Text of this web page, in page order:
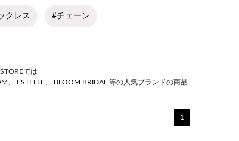
クレス #チェーン
では
ESTELLE BLOOM BRIDAL 等の人気ブランドの商品
1